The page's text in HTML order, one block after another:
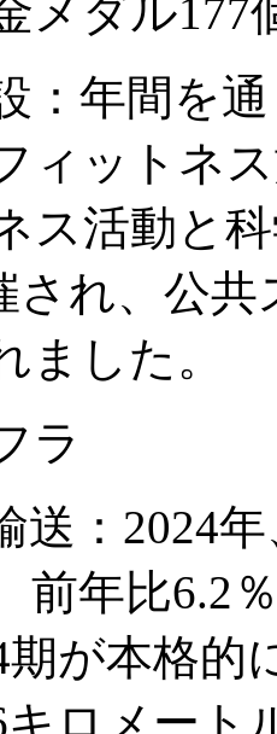
メダル177
：年間を
ィットネ
ス活動と
され、公
ました。
ラ
送：2024
前年比6.2
期が本格的
ロメート